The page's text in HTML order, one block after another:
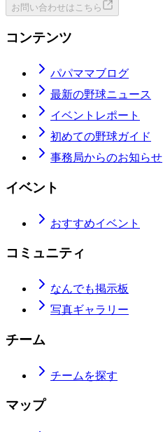
お問い合わせはこちら
コンテンツ
パパママブログ
最新の野球ニュース
イベントレポート
初めての野球ガイド
事務局からのお知らせ
イベント
おすすめイベント
コミュニティ
なんでも掲示板
写真ギャラリー
チーム
チームを探す
マップ